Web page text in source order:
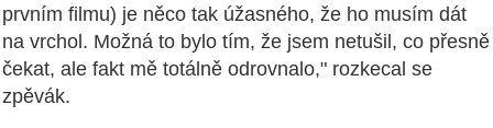
prvním filmu) je něco tak úžasného, že ho musím dát
na vrchol. Možná to bylo tím, že jsem netušil, co přesně
čekat, ale fakt mě totálně odrovnalo," rozkecal se
zpěvák.